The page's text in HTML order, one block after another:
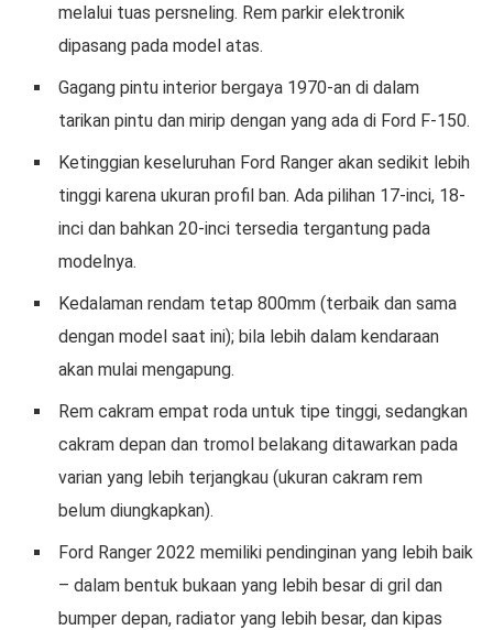
melalui tuas persneling. Rem parkir elektronik
dipasang pada model atas.
Gagang pintu interior bergaya 1970-an di dalam
tarikan pintu dan mirip dengan yang ada di Ford F-150.
Ketinggian keseluruhan Ford Ranger akan sedikit lebih
tinggi karena ukuran profil ban. Ada pilihan 17-inci, 18-
inci dan bahkan 20-inci tersedia tergantung pada
modelnya.
Kedalaman rendam tetap 800mm (terbaik dan sama
dengan model saat ini); bila lebih dalam kendaraan
akan mulai mengapung.
Rem cakram empat roda untuk tipe tinggi, sedangkan
cakram depan dan tromol belakang ditawarkan pada
varian yang lebih terjangkau (ukuran cakram rem
belum diungkapkan).
Ford Ranger 2022 memiliki pendinginan yang lebih baik
– dalam bentuk bukaan yang lebih besar di gril dan
bumper depan, radiator yang lebih besar, dan kipas